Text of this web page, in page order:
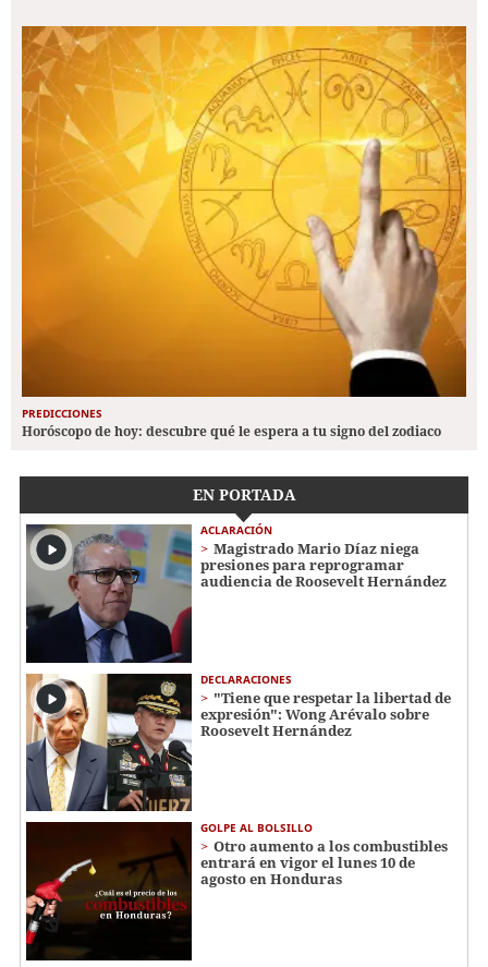
PREDICCIONES
Horóscopo de hoy: descubre qué le espera a tu signo del zodiaco
EN PORTADA
ACLARACIÓN
Magistrado Mario Díaz niega
presiones para reprogramar
audiencia de Roosevelt Hernández
DECLARACIONES
"Tiene que respetar la libertad de
expresión": Wong Arévalo sobre
Roosevelt Hernández
GOLPE AL BOLSILLO
Otro aumento a los combustibles
entrará en vigor el lunes 10 de
agosto en Honduras